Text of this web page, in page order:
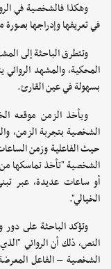
وهكذا فالشخصية في
في تعريفها وإدراجها
وتتطرق الباحثة إلى
المحكية، والمشهد
بسهولة في عين القارئ.
ويأخذ الزمن موقعه
الشخصية بتجربة الزمن،
حيث الفاعلية وزمن
الشخصية "تأخذ تماسكها
أو ساعات عديدة، عبر
الخيالي".
وتؤكد الباحثة على
النص، ذلك أن الروائي
الشخصية – الفاعل